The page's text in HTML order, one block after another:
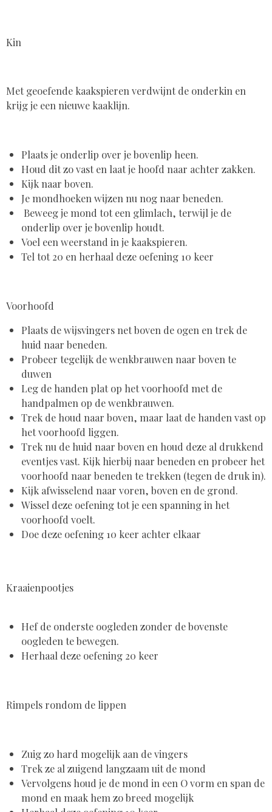
Kin
Met geoefende kaakspieren verdwijnt de onderkin en
krijg je een nieuwe kaaklijn.
Plaats je onderlip over je bovenlip heen.
Houd dit zo vast en laat je hoofd naar achter zakken.
Kijk naar boven.
Je mondhoeken wijzen nu nog naar beneden.
Beweeg je mond tot een glimlach, terwijl je de
onderlip over je bovenlip houdt.
Voel een weerstand in je kaakspieren.
Tel tot 20 en herhaal deze oefening 10 keer
Voorhoofd
Plaats de wijsvingers net boven de ogen en trek de
huid naar beneden.
Probeer tegelijk de wenkbrauwen naar boven te
duwen
Leg de handen plat op het voorhoofd met de
handpalmen op de wenkbrauwen.
Trek de houd naar boven, maar laat de handen vast op
het voorhoofd liggen.
Trek nu de huid naar boven en houd deze al drukkend
eventjes vast. Kijk hierbij naar beneden en probeer het
voorhoofd naar beneden te trekken (tegen de druk in).
Kijk afwisselend naar voren, boven en de grond.
Wissel deze oefening tot je een spanning in het
voorhoofd voelt.
Doe deze oefening 10 keer achter elkaar
Kraaienpootjes
Hef de onderste oogleden zonder de bovenste
oogleden te bewegen.
Herhaal deze oefening 20 keer
Rimpels rondom de lippen
Zuig zo hard mogelijk aan de vingers
Trek ze al zuigend langzaam uit de mond
Vervolgens houd je de mond in een O vorm en span de
mond en maak hem zo breed mogelijk